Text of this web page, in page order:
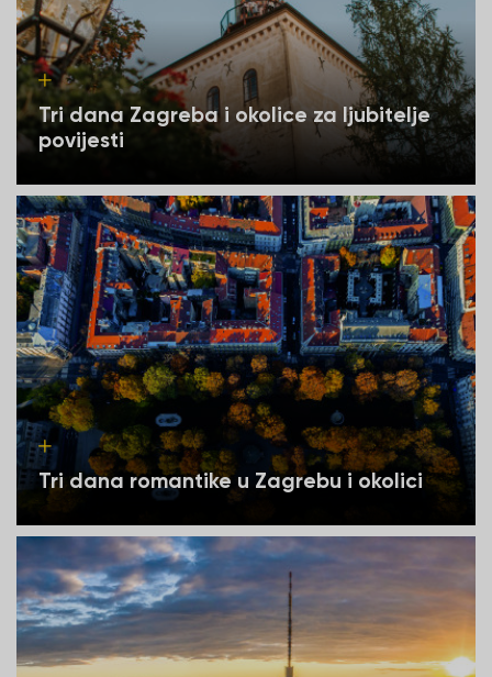
Tri dana Zagreba i okolice za ljubitelje
povijesti
Tri dana romantike u Zagrebu i okolici